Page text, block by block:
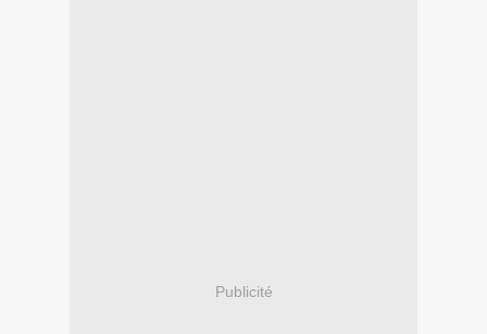
Publicité